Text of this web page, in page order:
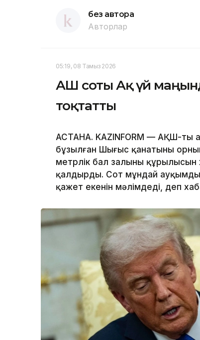
без автора
Авторлар
05:19, 08 Тамыз 2026
АҚШ соты Ақ үй
тоқтатты
АСТАНА. KAZINFORM — АҚШ-тың
бұзылған Шығыс қанатының
метрлік бал залының
қалдырды. Сот мұндай ауқымды
қажет екенін мәлімдеді, деп